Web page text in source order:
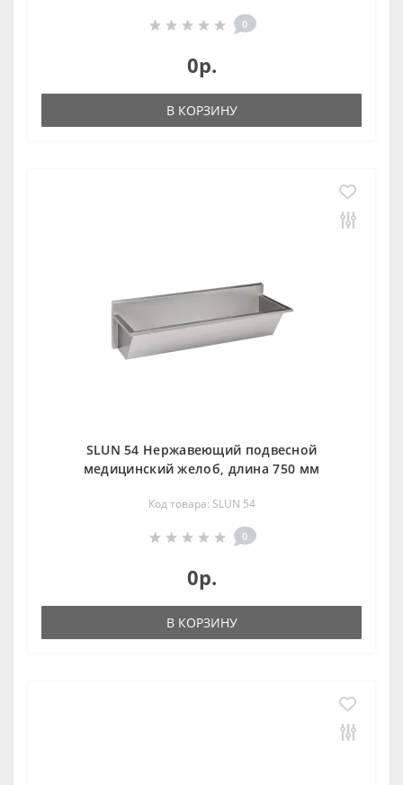
0
0р.
В КОРЗИНУ
SLUN 54 Нержавеющий подвесной
медицинский желоб, длина 750 мм
Код товара: SLUN 54
0
0р.
В КОРЗИНУ